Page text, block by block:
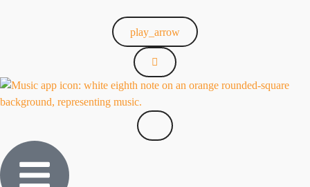
play_arrow